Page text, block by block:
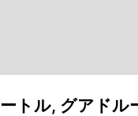
トル, グアドル